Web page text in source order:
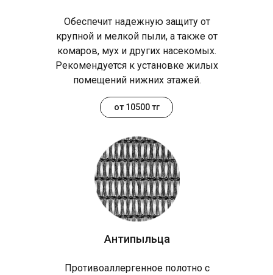
Антипыльца
Противоаллергенное полотно с
Обеспечит надежную защиту от
крупной и мелкой пыли, а также от
комаров, мух и других насекомых.
Рекомендуется к установке жилых
помещений нижних этажей.
от 10500 тг